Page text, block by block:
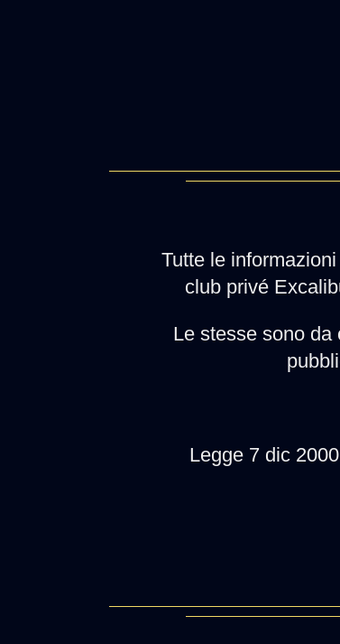
Tutte le
club privé
Le stesse sono da
Legge 7 dic